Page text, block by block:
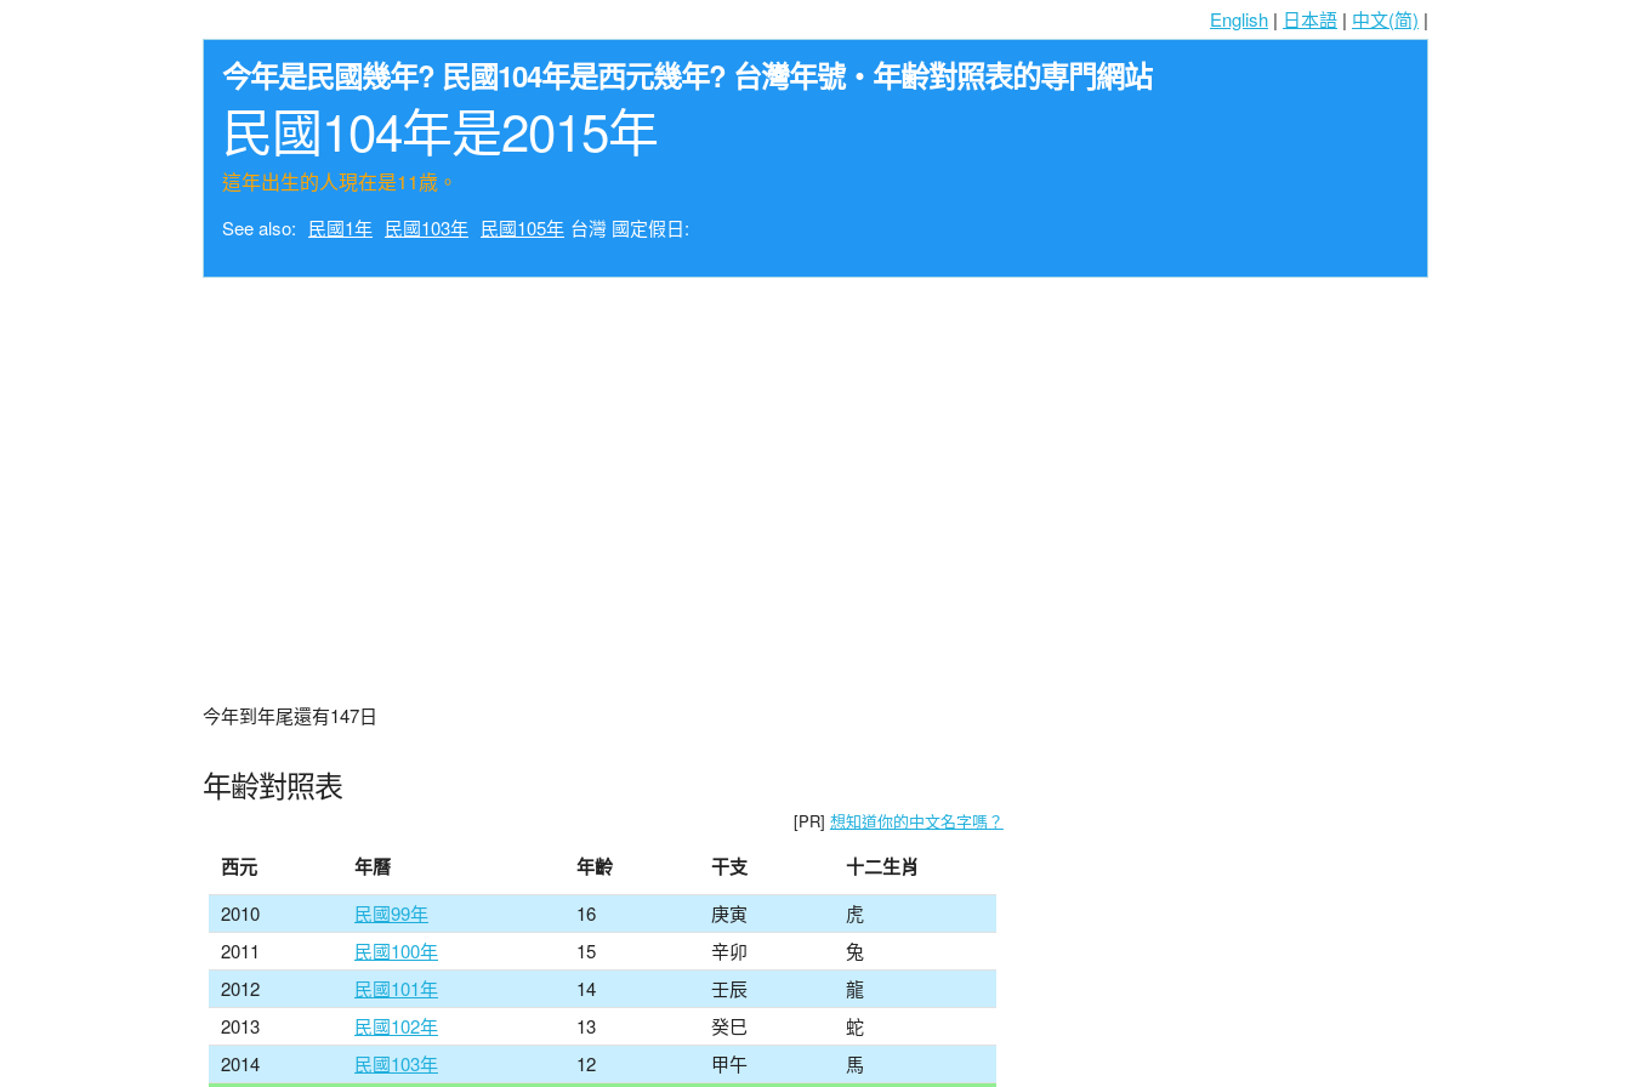
English | 日本語 | 中文(简) |
今年是民國幾年? 民國104年是西元幾年? 台灣年號・年齢對照表的専門網站
民國104年是2015年
這年出生的人現在是11歳。
See also: 民國1年 民國103年 民國105年 台灣 國定假日:
今年到年尾還有147日
年齢對照表
[PR] 想知道你的中文名字嗎？
西元 年曆 年齡 干支 十二生肖
2010 民國99年 16 庚寅
虎
2011
民國100年 15 辛卯
兔
2012
民國101年 14 壬辰
龍
2013
民國102年 13 癸巳
蛇
2014
民國103年 12 甲午 馬